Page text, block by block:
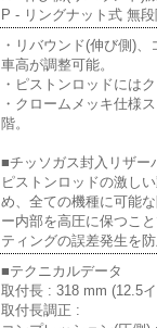
P - リングナット式 無
・リバウンド(伸び側)
車高が調整可能。
・ピストンロッドには
・クロームメッキ仕様
階。
■チッソガス封入リザー
ピストンロッドの激し
め、全ての機種に可能
ー内部を高圧に保つこ
ティングの誤差発生を
■テクニカルデータ
取付長 : 318 mm (12.5
取付長調正 :